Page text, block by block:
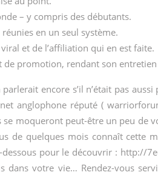
– y compris des débutants.
en un seul système.
et de l’affiliation qui en est faite.
de promotion, rendant son
encore s’il n’était pas
anglophone réputé (
se moqueront peut-être un peu
de quelques mois connaît
dessous pour le découvrir : http://
dans votre vie… Rendez-vous